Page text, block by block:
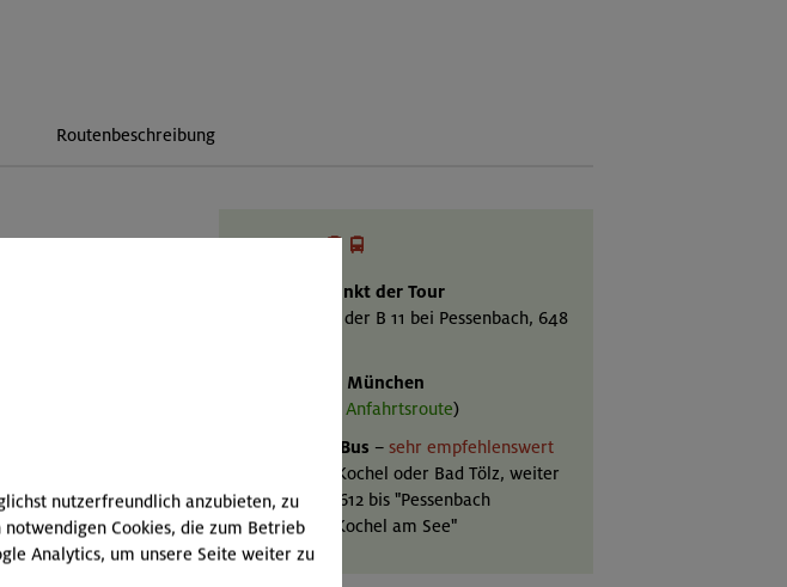
Routenbeschreibung
Benediktenwand"
 
Ausgangspunkt der Tour
Parkplatz an der B 11 bei Pessenbach, 648
Mit Auto ab München
Anfahrtsroute)
Mit Bahn & Bus – sehr empfehlenswert
bis Kochel oder Bad Tölz, weiter
mit
Bus
9612 bis "Pessenbach
Ötzschlößl, Kochel am See"
nutzerfreundlich anzubieten, zu
Cookies, die zum Betrieb
Analytics, um unsere Seite weiter zu